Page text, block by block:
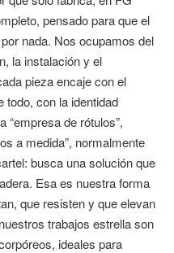
pensado para que el
nada. Nos ocupamos del
la instalación y el
pieza encaje con el
todo, con la identidad
“empresa de rótulos”,
a medida”, normalmente
busca una solución que
Esa es nuestra forma
que resisten y que elevan
trabajos estrella son
ideales para